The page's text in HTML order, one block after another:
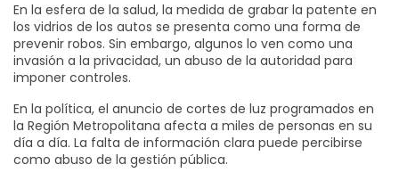
En la esfera de la salud, la medida de grabar la patente en
los vidrios de los autos se presenta como una forma de
prevenir robos. Sin embargo, algunos lo ven como una
invasión a la privacidad, un abuso de la autoridad para
imponer controles.
En la política, el anuncio de cortes de luz programados en
la Región Metropolitana afecta a miles de personas en su
día a día. La falta de información clara puede percibirse
como abuso de la gestión pública.